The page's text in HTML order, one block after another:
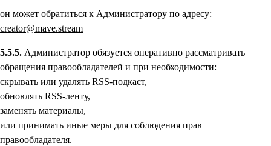
он может обратиться к Администратору по адресу:
creator@mave.stream
5.5.5. Администратор обязуется оперативно рассматривать
обращения правообладателей и при необходимости:
скрывать или удалять RSS-подкаст,
обновлять RSS-ленту,
заменять материалы,
или принимать иные меры для соблюдения прав
правообладателя.